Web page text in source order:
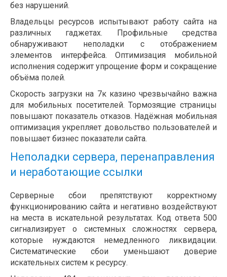
без нарушений.
Владельцы ресурсов испытывают работу сайта на
различных гаджетах. Профильные средства
обнаруживают неполадки с отображением
элементов интерфейса. Оптимизация мобильной
исполнения содержит упрощение форм и сокращение
объёма полей.
Скорость загрузки на 7к казино чрезвычайно важна
для мобильных посетителей. Тормозящие страницы
повышают показатель отказов. Надёжная мобильная
оптимизация укрепляет довольство пользователей и
повышает бизнес показатели сайта.
Неполадки сервера, перенаправления
и неработающие ссылки
Серверные сбои препятствуют корректному
функционированию сайта и негативно воздействуют
на места в искательной результатах. Код ответа 500
сигнализирует о системных сложностях сервера,
которые нуждаются немедленного ликвидации.
Систематические сбои уменьшают доверие
искательных систем к ресурсу.